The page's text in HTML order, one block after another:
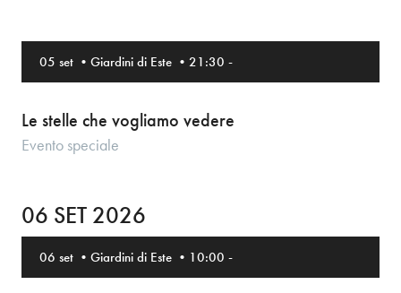
05 set • Giardini di Este • 21:30 -
Le stelle che vogliamo vedere
Evento speciale
06 SET 2026
06 set • Giardini di Este • 10:00 -